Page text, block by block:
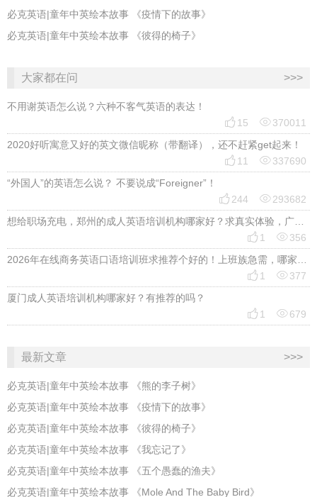
必克英语|童年中英绘本故事 《疫情下的故事》
必克英语|童年中英绘本故事 《彼得的椅子》
大家都在问 >>>
不用谢英语怎么说？六种不客气英语的表达！
 15 370011
2020好听寓意又好的英文微信昵称（带翻译），还不赶紧get起来！
 11 337690
“外国人”的英语怎么说？ 不要说成“Foreigner”！
 244 293682
想给职场充电，郑州的成人英语培训机构哪家好？求真实体验，广告勿扰，感谢！
 1 356
2026年在线商务英语口语培训班求推荐个好的！上班族急需，哪家好？
 1 377
厦门成人英语培训机构哪家好？有推荐的吗？
 1 679
最新文章 >>>
必克英语|童年中英绘本故事 《熊的李子树》
必克英语|童年中英绘本故事 《疫情下的故事》
必克英语|童年中英绘本故事 《彼得的椅子》
必克英语|童年中英绘本故事 《我忘记了》
必克英语|童年中英绘本故事 《五个愚蠢的渔夫》
必克英语|童年中英绘本故事 《Mole And The Baby Bird》